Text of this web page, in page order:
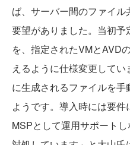
ば、サーバー間のファイル
要望がありました。当初
を、指定されたVMとAVD
えるように仕様変更して
に生成されるファイルを
ようです。導入時には要件
MSPとして運用サポート